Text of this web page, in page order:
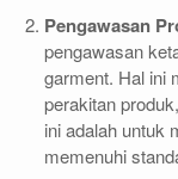
Pengawasan
pengawasan
garment. Hal ini
perakitan
ini adalah untuk
memenuhi